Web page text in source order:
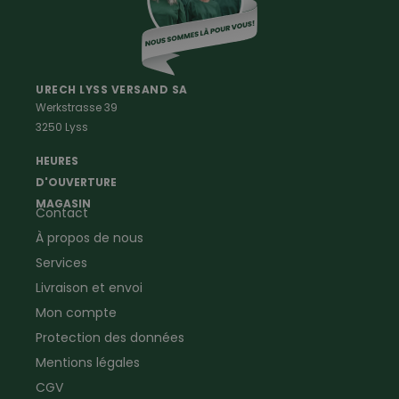
Vetements Outdoor Enfants
Vetements Outdoor Femmes
Vêtements de peintre
Vêtements de menuisier
Vêtements d'ouvrier
Ramoneur
Vêtements de signalisation
Jardinage
Plombier
Electricien
Vêtements d'entreprise
URECH LYSS VERSAND SA
Werkstrasse 39
3250 Lyss
HEURES
D'OUVERTURE
MAGASIN
Contact
À propos de nous
Services
Livraison et envoi
Mon compte
Protection des données
Mentions légales
CGV